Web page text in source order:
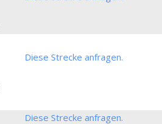
Diese Strecke anfragen.
Diese Strecke anfragen.